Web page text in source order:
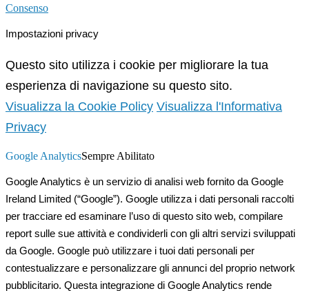
Consenso
Impostazioni privacy
Questo sito utilizza i cookie per migliorare la tua
esperienza di navigazione su questo sito.
Visualizza la Cookie Policy Visualizza l'Informativa
Privacy
Google AnalyticsSempre Abilitato
Google Analytics è un servizio di analisi web fornito da Google
Ireland Limited (“Google”). Google utilizza i dati personali raccolti
per tracciare ed esaminare l’uso di questo sito web, compilare
report sulle sue attività e condividerli con gli altri servizi sviluppati
da Google. Google può utilizzare i tuoi dati personali per
contestualizzare e personalizzare gli annunci del proprio network
pubblicitario. Questa integrazione di Google Analytics rende